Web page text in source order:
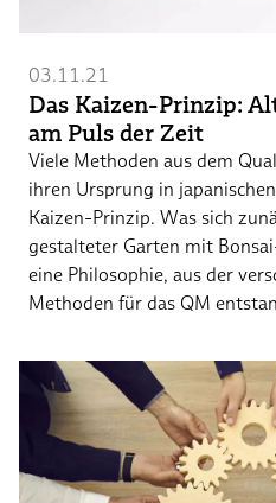
03.11.21
Das Kaizen-Prinzip:
am Puls der Zeit
Viele Methoden aus dem
ihren Ursprung in
Kaizen-Prinzip. Was sich
gestalteter Garten mit
eine Philosophie, aus der
Methoden für das QM